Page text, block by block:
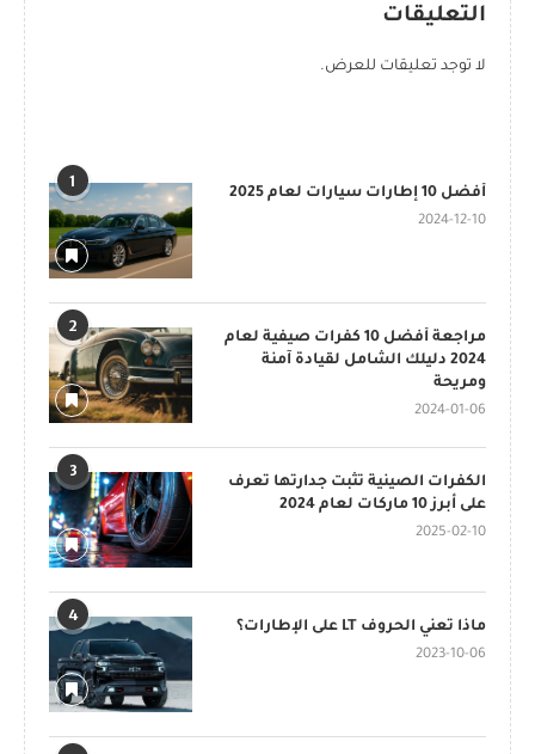
التعليقات
لا توجد تعليقات للعرض.
1
أفضل 10 إطارات سيارات لعام 2025
2024-12-10
2
مراجعة أفضل 10 كفرات صيفية لعام
2024 دليلك الشامل لقيادة آمنة
ومريحة
2024-01-06
3
الكفرات الصينية تثبت جدارتها تعرف
على أبرز 10 ماركات لعام 2024
2025-02-10
4
ماذا تعني الحروف LT على الإطارات؟
2023-10-06